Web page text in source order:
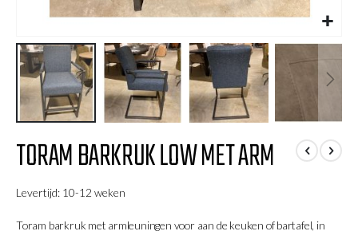
naar
het
van
afbeeldingen-
TORAM BARKRUK LOW MET ARM
Levertijd: 10-12 weken
Toram barkruk met armleuningen voor aan de keuken of bartafel, in